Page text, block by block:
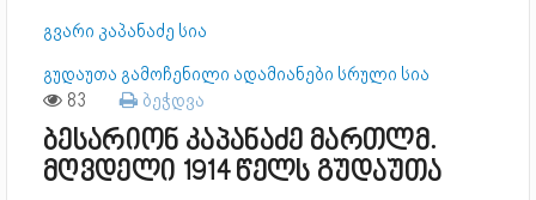
გვარი კაპანაძე სია
გუდაუთა გამოჩენილი ადამიანები სრული სია
83 ბეჭდვა
ბესარიონ კაპანაძე მართლმ.
მღვდელი 1914 წელს გუდაუთა